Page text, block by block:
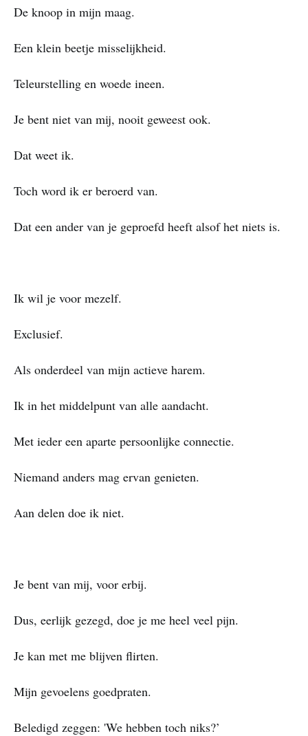
De knoop in mijn maag.
Een klein beetje misselijkheid.
Teleurstelling en woede ineen.
Je bent niet van mij, nooit geweest ook.
Dat weet ik.
Toch word ik er beroerd van.
Dat een ander van je geproefd heeft alsof het niets is.
Ik wil je voor mezelf.
Exclusief.
Als onderdeel van mijn actieve harem.
Ik in het middelpunt van alle aandacht.
Met ieder een aparte persoonlijke connectie.
Niemand anders mag ervan genieten.
Aan delen doe ik niet.
Je bent van mij, voor erbij.
Dus, eerlijk gezegd, doe je me heel veel pijn.
Je kan met me blijven flirten.
Mijn gevoelens goedpraten.
Beledigd zeggen: 'We hebben toch niks?’